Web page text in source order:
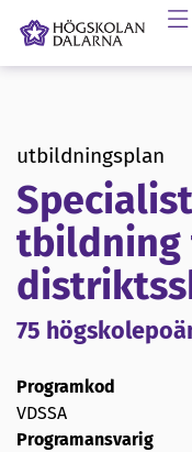
utbildningsplan
75
Programkod
VDSSA
Programansvarig